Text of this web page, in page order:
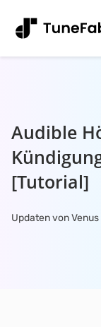
Audible
[Tutorial]
Updaten von